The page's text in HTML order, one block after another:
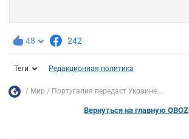
48 242
Теги Редакционная политика
Мир Португалия передаст Украине...
Вернуться на главную OBOZ